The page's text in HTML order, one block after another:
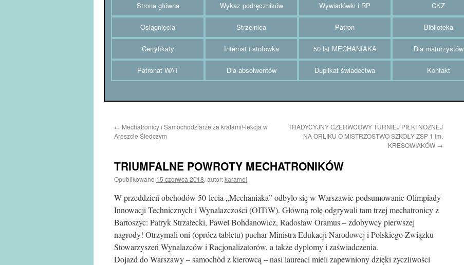
Strona główna Wykaz podręczników Wywiadówki i RP CKZ
Osiągnięcia Strzelnica Patron Biblioteka
Certyfikaty Internat i stołowka 50 lat MECHANIAKA Dla maturzystów
Patronat WAT Dla absolwentów Duplikat świadectwa Kontakt
← Mechatronicy i Samochodziarze za kratami!-lekcja w
Areszcie Śledczym
TRADYCYJNY CZERWCOWY TURNIEJ PIŁKI NOŻNEJ
NA ORLIKU O MISTRZOSTWO SZKOŁY ZSP 1 im.
KRESOWIAKÓW →
TRIUMFALNE POWROTY MECHATRONIKÓW
Opublikowano 15 czerwca 2018, autor:karamel
W przeddzień obchodów 50-lecia „Mechaniaka” odbyło się w Warszawie podsumowanie Olimpiady
Innowacji Technicznych i Wynalazczości (OITiW). Główną rolę odgrywali tam trzej mechatronicy z
Bartoszyc: Patryk Strzałecki, Paweł Bohdanowicz, Radosław Oramus – zdobywcy pierwszej
nagrody! Otrzymali oni (oprócz tabletu) puchar Ministra Edukacji Narodowej i Polskiego Związku
Stowarzyszeń Wynalazców i Racjonalizatorów, a także dyplomy i zaświadczenia.
Dojazd do Warszawy – samochód z kierowcą – nasi laureaci mieli zapewniony dzięki życzliwości